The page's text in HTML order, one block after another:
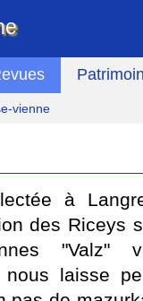
vienne
à
des Riceys
"Valz"
nous laisse